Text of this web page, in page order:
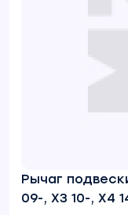
Рычаг
09-, X3 10-, X4